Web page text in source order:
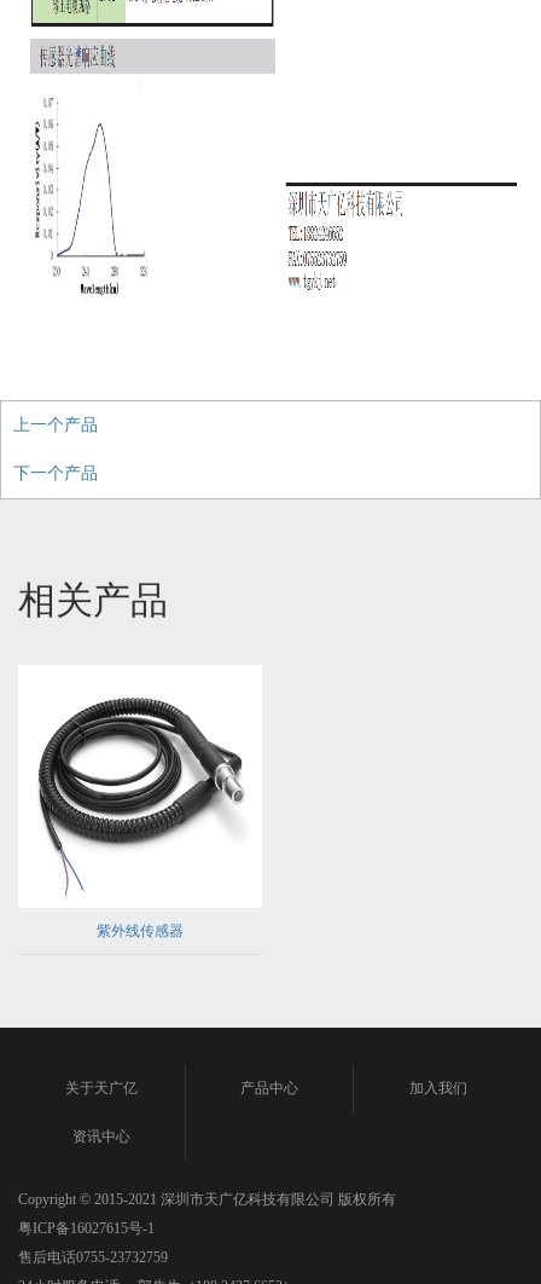
上一个产品
下一个产品
相关产品
紫外线传感器
关于天广亿 产品中心 加入我们
资讯中心
Copyright © 2015-2021 深圳市天广亿科技有限公司 版权所有
粤ICP备16027615号-1
售后电话0755-23732759